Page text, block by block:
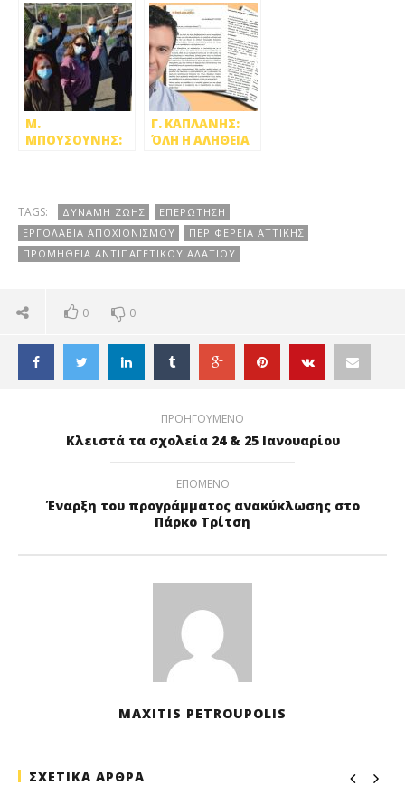
ΣΚΡΕΚΑ ΓΙΑ ΤΟ
ΣΧΕΔΙΑΣΜΟ
ΔΙΑΧΕΙΡΙΣΗΣ
ΣΤΕΡΕΩΝ
ΑΠΟΒΛΗΤΩΝ
ΠΕΡΙΦΕΡΕΙΑ
Μ.
ΜΠΟΥΣΟΥΝΗΣ:
Γ. ΚΑΠΛΑΝΗΣ:
ΌΛΗ Η ΑΛΗΘΕΙΑ
TAGS: ΔΥΝΑΜΗ ΖΩΗΣ
ΕΠΕΡΩΤΗΣΗ
ΕΡΓΟΛΑΒΙΑ ΑΠΟΧΙΟΝΙΣΜΟΥ
ΠΕΡΙΦΕΡΕΙΑ ΑΤΤΙΚΗΣ
ΠΡΟΜΗΘΕΙΑ ΑΝΤΙΠΑΓΕΤΙΚΟΥ ΑΛΑΤΙΟΥ
0 0
ΠΡΟΗΓΟΥΜΕΝΟ
Κλειστά τα σχολεία 24 & 25 Ιανουαρίου
ΕΠΟΜΕΝΟ
Έναρξη του προγράμματος ανακύκλωσης στο
Πάρκο Τρίτση
MAXITIS PETROUPOLIS
ΣΧΕΤΙΚΑ ΑΡΘΡΑ